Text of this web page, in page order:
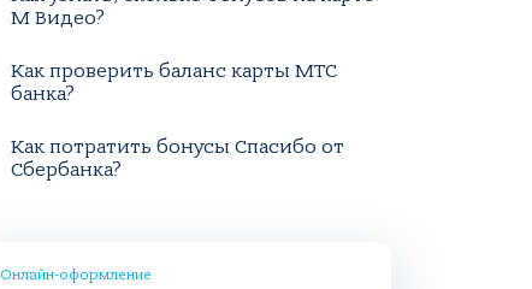
М Видео?
Как проверить баланс карты МТС
банка?
Как потратить бонусы Спасибо от
Сбербанка?
Онлайн-оформление